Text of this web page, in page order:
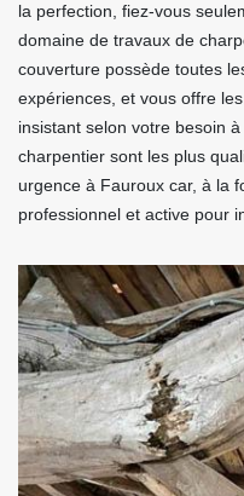
la perfection, fiez-vous
domaine de travaux de
couverture possède toutes
expériences, et vous offre
insistant selon votre besoin
charpentier sont les plus
urgence à Fauroux car, à la
professionnel et active pour